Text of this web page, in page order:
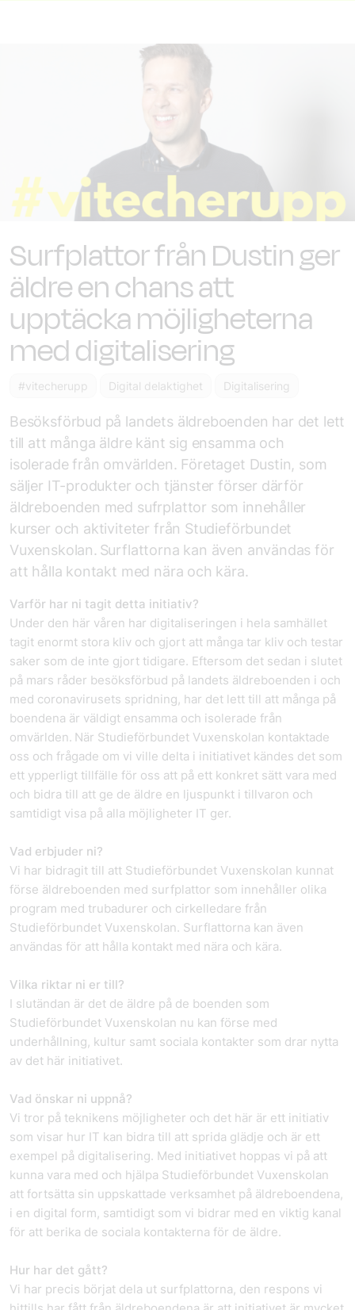
Surfplattor från Dustin ger
äldre en chans att
upptäcka möjligheterna
med digitalisering
#vitecherupp Digital delaktighet Digitalisering
Besöksförbud på landets äldreboenden har det lett
till att många äldre känt sig ensamma och
isolerade från omvärlden. Företaget Dustin, som
säljer IT-produkter och tjänster förser därför
äldreboenden med sufrplattor som innehåller
kurser och aktiviteter från Studieförbundet
Vuxenskolan. Surflattorna kan även användas för
att hålla kontakt med nära och kära.
Varför har ni tagit detta initiativ?
Under den här våren har digitaliseringen i hela samhället
tagit enormt stora kliv och gjort att många tar kliv och testar
saker som de inte gjort tidigare. Eftersom det sedan i slutet
på mars råder besöksförbud på landets äldreboenden i och
med coronavirusets spridning, har det lett till att många på
boendena är väldigt ensamma och isolerade från
omvärlden. När Studieförbundet Vuxenskolan kontaktade
oss och frågade om vi ville delta i initiativet kändes det som
ett ypperligt tillfälle för oss att på ett konkret sätt vara med
och bidra till att ge de äldre en ljuspunkt i tillvaron och
samtidigt visa på alla möjligheter IT ger.
Vad erbjuder ni?
Vi har bidragit till att Studieförbundet Vuxenskolan kunnat
förse äldreboenden med surfplattor som innehåller olika
program med trubadurer och cirkelledare från
Studieförbundet Vuxenskolan. Surflattorna kan även
användas för att hålla kontakt med nära och kära.
Vilka riktar ni er till?
I slutändan är det de äldre på de boenden som
Studieförbundet Vuxenskolan nu kan förse med
underhållning, kultur samt sociala kontakter som drar nytta
av det här initiativet.
Vad önskar ni uppnå?
Vi tror på teknikens möjligheter och det här är ett initiativ
som visar hur IT kan bidra till att sprida glädje och är ett
exempel på digitalisering. Med initiativet hoppas vi på att
kunna vara med och hjälpa Studieförbundet Vuxenskolan
att fortsätta sin uppskattade verksamhet på äldreboendena,
i en digital form, samtidigt som vi bidrar med en viktig kanal
för att berika de sociala kontakterna för de äldre.
Hur har det gått?
Vi har precis börjat dela ut surfplattorna, den respons vi